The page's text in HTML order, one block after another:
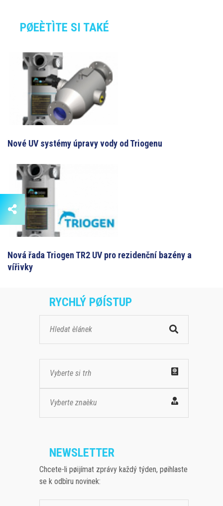
PØEÈTÌTE SI TAKÉ
Nové UV systémy úpravy vody od Triogenu
Nová řada Triogen TR2 UV pro rezidenční bazény a
vířivky
RYCHLÝ PØÍSTUP
Vyberte si trh
Vyberte znaèku
NEWSLETTER
Chcete-li pøijímat zprávy každý týden, pøihlaste
se k odbìru novinek: